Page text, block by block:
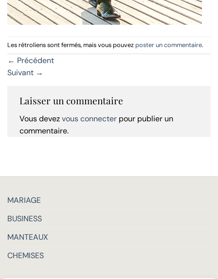
Les rétroliens sont fermés, mais vous pouvez poster un commentaire.
← Précédent
Suivant →
Laisser un commentaire
Vous devezvous connecter pour publier un
commentaire.
MARIAGE
BUSINESS
MANTEAUX
CHEMISES